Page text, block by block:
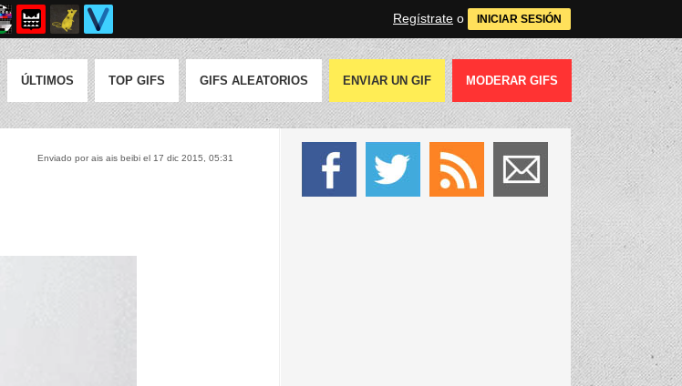
Regístrate o INICIAR SESIÓN
ÚLTIMOS TOP GIFS GIFS ALEATORIOS ENVIAR UN GIF MODERAR GIFS
Enviado por ais ais beibi el 17 dic 2015, 05:31